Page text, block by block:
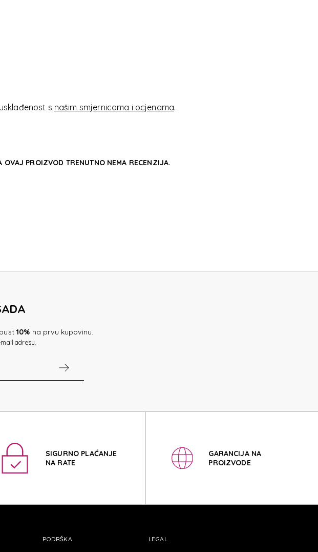
3.0
3.0
3.0
3.0
s našim smjernicama i ocjenama.
OVAJ PROIZVOD TRENUTNO NEMA RECENZIJA.
10% na prvu kupovinu.
adresu.
SIGURNO PLAĆANJE
NA RATE
GARANCIJA NA
PROIZVODE
PODRŠKA LEGAL